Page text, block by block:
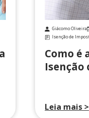
Giácomo Oliveira
Isenção de
Como é
Isenção
Leia mais >